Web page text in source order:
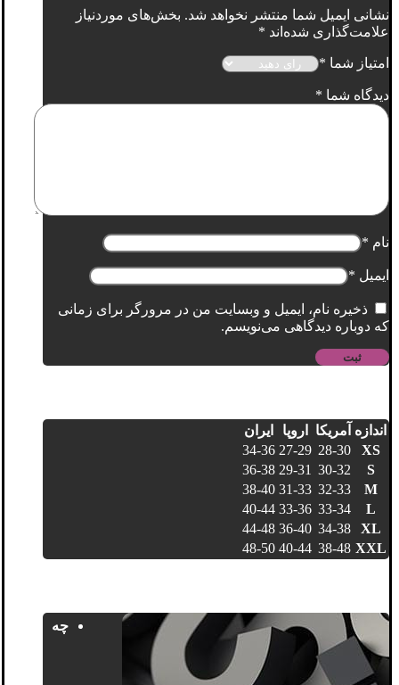
نشانی ایمیل شما منتشر نخواهد شد. بخش‌های موردنیاز
علامت‌گذاری شده‌اند *
امتیاز شما *
دیدگاه شما *
نام *
ایمیل *
ذخیره نام، ایمیل و وبسایت من در مرورگر برای زمانی
که دوباره دیدگاهی می‌نویسم.
اندازه آمریکا اروپا
ایران
XS
28-30
27-29
34-36
S
30-32
29-31
36-38
M
32-33
31-33
38-40
L
33-34
33-36
40-44
XL
34-38
36-40
44-48
XXL
38-48
40-44
48-50
چه